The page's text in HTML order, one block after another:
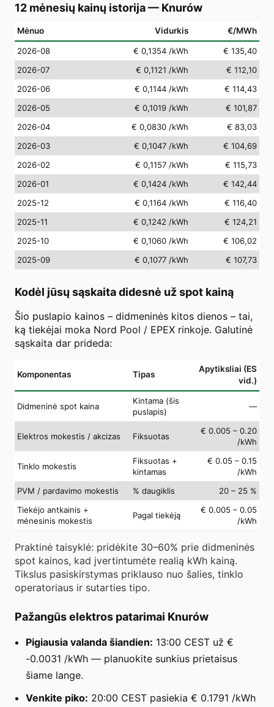
12 mėnesių kainų istorija— Knurów
Mėnuo Vidurkis €/MWh
2026-08 € 0,1354 /kWh
€ 135,40
2026-07
€ 0,1121 /kWh
€ 112,10
2026-06
€ 0,1144 /kWh
€ 114,43
2026-05
€ 0,1019 /kWh
€ 101,87
2026-04
€ 0,0830 /kWh
€ 83,03
2026-03
€ 0,1047 /kWh
€ 104,69
2026-02
€ 0,1157 /kWh
€ 115,73
2026-01
€ 0,1424 /kWh
€ 142,44
2025-12
€ 0,1164 /kWh
€ 116,40
2025-11
€ 0,1242 /kWh
€ 124,21
2025-10
€ 0,1060 /kWh
€ 106,02
2025-09
€ 0,1077 /kWh € 107,73
Kodėl jūsų sąskaita didesnė už spot kainą
Šio puslapio kainos – didmeninės kitos dienos – tai,
ką tiekėjai moka Nord Pool / EPEX rinkoje. Galutinė
sąskaita dar prideda:
Komponentas Tipas
Apytiksliai (ES
vid.)
Didmeninė spot kaina
Kintama (šis
puslapis)
—
Elektros mokestis / akcizas Fiksuotas
€ 0.005 – 0.20
/kWh
Tinklo mokestis
Fiksuotas +
kintamas
€ 0.05 – 0.15
/kWh
PVM / pardavimo mokestis
% daugiklis
20 – 25 %
Tiekėjo antkainis +
mėnesinis mokestis
Pagal tiekėją
€ 0.005 – 0.05
/kWh
Praktinė taisyklė: pridėkite 30–60% prie didmeninės
spot kainos, kad įvertintumėte realią kWh kainą.
Tikslus pasiskirstymas priklauso nuo šalies, tinklo
operatoriaus ir sutarties tipo.
Pažangūs elektros patarimai Knurów
Pigiausia valanda šiandien: 13:00 CEST už €
-0.0031 /kWh — planuokite sunkius prietaisus
šiame lange.
Venkite piko: 20:00 CEST pasiekia € 0.1791 /kWh